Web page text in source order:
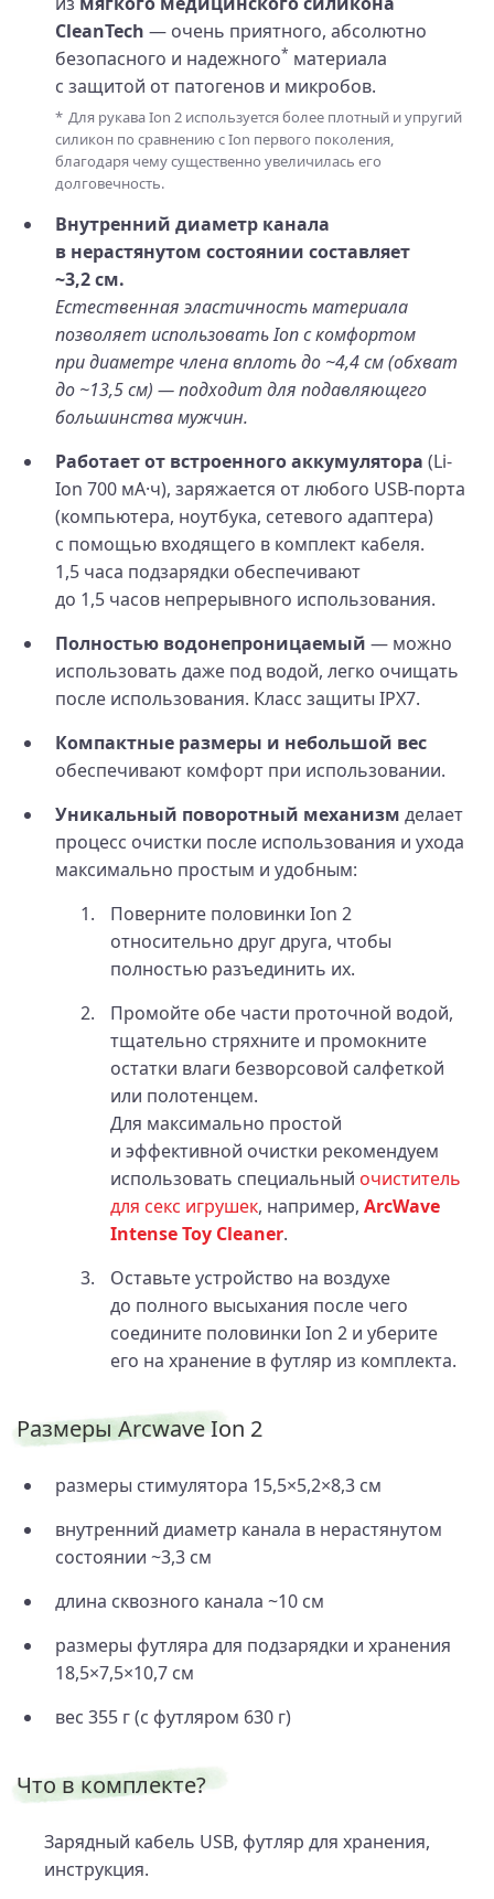
CleanTech — очень приятного, абсолютно
безопасного и надежного* материала
с защитой от патогенов и микробов.
Для рукава Ion 2 используется более плотный и упругий
силикон по сравнению с Ion первого поколения,
благодаря чему существенно увеличилась его
долговечность.
Внутренний диаметр канала
в нерастянутом состоянии составляет
~3,2 см.
Естественная эластичность материала
позволяет использовать Ion с комфортом
при диаметре члена вплоть до ~4,4 см (обхват
до ~13,5 см) — подходит для подавляющего
большинства мужчин.
Работает от встроенного аккумулятора (Li-
Ion 700 мА·ч), заряжается от любого USB-порта
(компьютера, ноутбука, сетевого адаптера)
с помощью входящего в комплект кабеля.
1,5 часа подзарядки обеспечивают
до 1,5 часов непрерывного использования.
Полностью водонепроницаемый — можно
использовать даже под водой, легко очищать
после использования. Класс защиты IPX7.
Компактные размеры и небольшой вес
обеспечивают комфорт при использовании.
Уникальный поворотный механизм делает
процесс очистки после использования и ухода
максимально простым и удобным:
Поверните половинки Ion 2
относительно друг друга, чтобы
полностью разъединить их.
Промойте обе части проточной водой,
тщательно стряхните и промокните
остатки влаги безворсовой салфеткой
или полотенцем.
Для максимально простой
и эффективной очистки рекомендуем
использовать специальный очиститель
для секс игрушек, например, ArcWave
Intense Toy Cleaner.
Оставьте устройство на воздухе
до полного высыхания после чего
соедините половинки Ion 2 и уберите
его на хранение в футляр из комплекта.
Размеры Arcwave Ion 2
размеры стимулятора 15,5×5,2×8,3 см
внутренний диаметр канала в нерастянутом
состоянии ~3,3 см
длина сквозного канала ~10 см
размеры футляра для подзарядки и хранения
18,5×7,5×10,7 см
вес 355 г (с футляром 630 г)
Что в комплекте?
Зарядный кабель USB, футляр для хранения,
инструкция.